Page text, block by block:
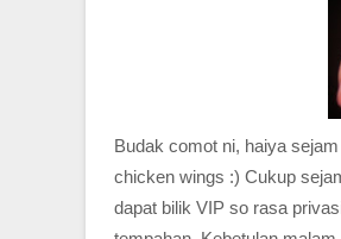
Budak comot ni, haiya
chicken wings :) Cukup
dapat bilik VIP so rasa